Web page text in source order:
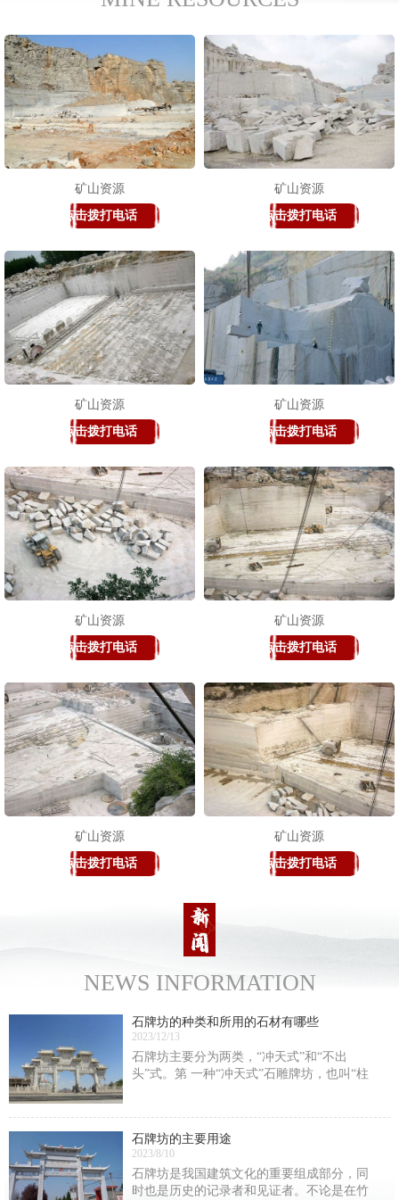
矿山资源
点击拨打电话
矿山资源
点击拨打电话
矿山资源
点击拨打电话
矿山资源
点击拨打电话
矿山资源
点击拨打电话
矿山资源
点击拨打电话
矿山资源
点击拨打电话
矿山资源
点击拨打电话
NEWS INFORMATION
石牌坊的种类和所用的石材有哪些
2023/12/13
石牌坊主要分为两类，“冲天式”和“不出
头”式。第 一种“冲天式”石雕牌坊，也叫“柱
石牌坊的主要用途
2023/8/10
石牌坊是我国建筑文化的重要组成部分，同
时也是历史的记录者和见证者。不论是在竹